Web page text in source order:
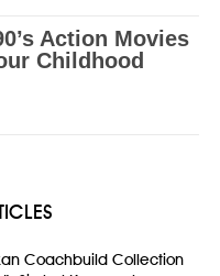
Coachbuild Collection